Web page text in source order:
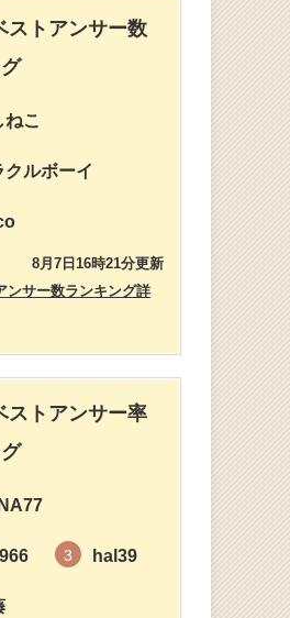
ストアンサー数
ねこ
クルボーイ
8月7日16時21分更新
ンサー数ランキング詳
ストアンサー率
3 hal39